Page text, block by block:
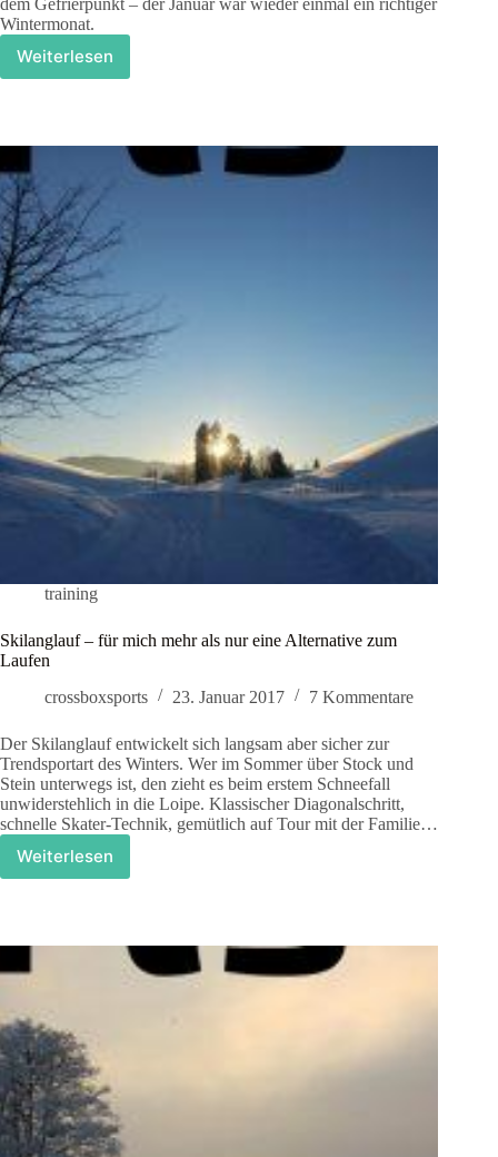
Wintermonat.
Weiterlesen
Januar
2017
unterwegs
training
Skilanglauf – für mich mehr als nur eine Alternative zum
Laufen
crossboxsports
23. Januar 2017 7 Kommentare
Der Skilanglauf entwickelt sich langsam aber sicher zur
Trendsportart des Winters. Wer im Sommer über Stock und
Stein unterwegs ist, den zieht es beim erstem Schneefall
unwiderstehlich in die Loipe. Klassischer Diagonalschritt,
schnelle Skater-Technik, gemütlich auf Tour mit der Familie…
Weiterlesen
Skilanglauf
–
mehr
Alternative
zum
Laufen